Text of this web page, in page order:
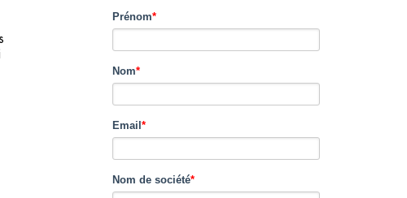
Prénom*
Nom*
Email *
Nom de société*